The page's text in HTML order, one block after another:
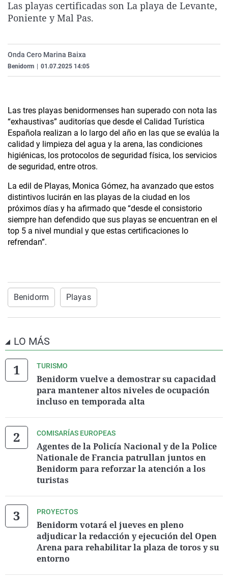
La rosa de los vientos
Como el perro y el
Caso
Equipo de
Extremadura
La Rioja
País Vasco
Virales
Elecciones
Las playas certificadas son La playa de Levante,
Poniente y Mal Pas.
Onda Cero Marina Baixa
Benidorm 01.07.2025 14:05
Las tres playas benidormenses han superado con nota las
“exhaustivas” auditorías que desde el Calidad Turística
Española realizan a lo largo del año en las que se evalúa la
calidad y limpieza del agua y la arena, las condiciones
higiénicas, los protocolos de seguridad física, los servicios
de seguridad, entre otros.
La edil de Playas, Monica Gómez, ha avanzado que estos
distintivos lucirán en las playas de la ciudad en los
próximos días y ha afirmado que “desde el consistorio
siempre han defendido que sus playas se encuentran en el
top 5 a nivel mundial y que estas certificaciones lo
refrendan”.
Benidorm Playas
LO MÁS
TURISMO
Benidorm vuelve a demostrar su capacidad
para mantener altos niveles de ocupación
incluso en temporada alta
COMISARÍAS EUROPEAS
Agentes de la Policía Nacional y de la Police
Nationale de Francia patrullan juntos en
Benidorm para reforzar la atención a los
turistas
PROYECTOS
Benidorm votará el jueves en pleno
adjudicar la redacción y ejecución del Open
Arena para rehabilitar la plaza de toros y su
entorno